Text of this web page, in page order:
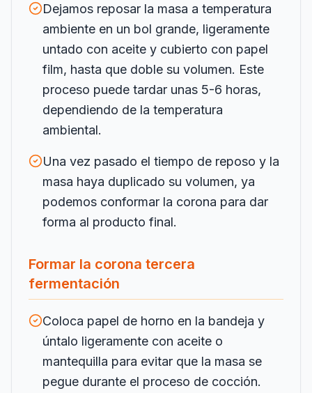
Dejamos reposar la masa a temperatura
ambiente en un bol grande, ligeramente
untado con aceite y cubierto con papel
film, hasta que doble su volumen. Este
proceso puede tardar unas 5-6 horas,
dependiendo de la temperatura
ambiental.
Una vez pasado el tiempo de reposo y la
masa haya duplicado su volumen, ya
podemos conformar la corona para dar
forma al producto final.
Formar la corona tercera
fermentación
Coloca papel de horno en la bandeja y
úntalo ligeramente con aceite o
mantequilla para evitar que la masa se
pegue durante el proceso de cocción.